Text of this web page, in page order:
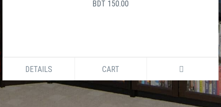
BDT 150.00
DETAILS CART